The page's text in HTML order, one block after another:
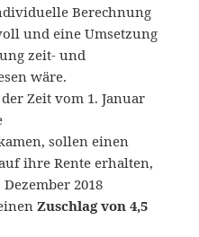
Berechnung
und eine Umsetzung
zeit- und
wäre.
Zeit vom 1. Januar
sollen einen
ihre Rente erhalten,
2018
Zuschlag von 4,5